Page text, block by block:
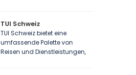
TUI Schweiz
TUI Schweiz bietet eine
umfassende Palette von
Reisen und Dienstleistungen,